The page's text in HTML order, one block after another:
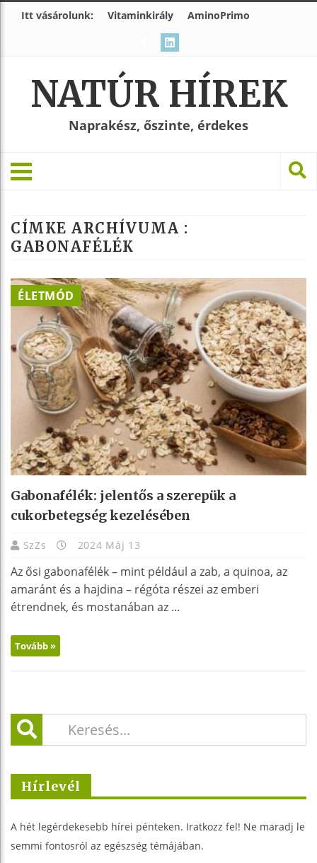
Itt vásárolunk: Vitaminkirály AminoPrimo
NATÚR HÍREK
Naprakész, őszinte, érdekes
CÍMKE ARCHÍVUMA :
GABONAFÉLÉK
ÉLETMÓD
Gabonafélék: jelentős a szerepük a
cukorbetegség kezelésében
SzZs 2024 Máj 13
Az ősi gabonafélék – mint például a zab, a quinoa, az
amaránt és a hajdina – régóta részei az emberi
étrendnek, és mostanában az ...
Tovább »
Hírlevél
A hét legérdekesebb hírei pénteken. Iratkozz fel! Ne maradj le
semmi fontosról az egészség témájában.